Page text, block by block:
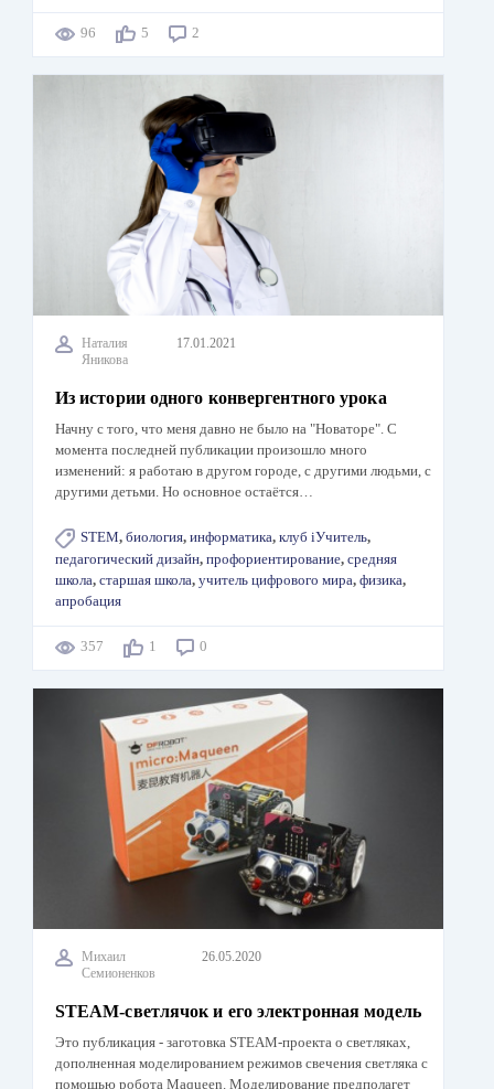
96 5 2
Наталия
Яникова
17.01.2021
Из истории одного конвергентного урока
Начну с того, что меня давно не было на "Новаторе". С
момента последней публикации произошло много
изменений: я работаю в другом городе, с другими людьми, с
другими детьми. Но основное остаётся…
STEM, биология, информатика, клуб iУчитель,
педагогический дизайн, профориентирование, средняя
школа, старшая школа, учитель цифрового мира, физика,
апробация
357 1 0
Михаил
Семионенков
26.05.2020
STEAM-светлячок и его электронная модель
Это публикация - заготовка STEAM-проекта о светляках,
дополненная моделированием режимов свечения светляка с
помощью робота Maqueen. Моделирование предполагет